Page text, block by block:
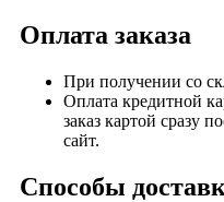
Оплата заказа
При получении со
Оплата кредитной
заказ картой сразу
сайт.
Способы